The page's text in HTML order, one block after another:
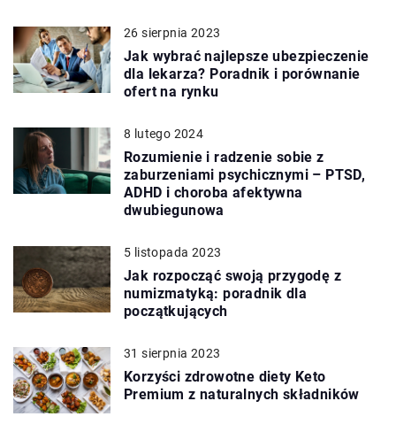
26 sierpnia 2023
Jak wybrać najlepsze ubezpieczenie
dla lekarza? Poradnik i porównanie
ofert na rynku
8 lutego 2024
Rozumienie i radzenie sobie z
zaburzeniami psychicznymi – PTSD,
ADHD i choroba afektywna
dwubiegunowa
5 listopada 2023
Jak rozpocząć swoją przygodę z
numizmatyką: poradnik dla
początkujących
31 sierpnia 2023
Korzyści zdrowotne diety Keto
Premium z naturalnych składników